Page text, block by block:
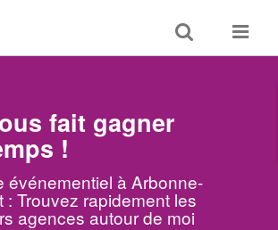
Toggle
search
Toggle
fait gagner
!
événementiel à Arbonne-
: Trouvez rapidement les
agences autour de moi